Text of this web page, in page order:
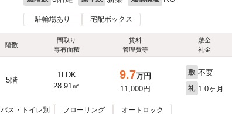
駐輪場あり 宅配ボックス
階数
間取り
専有面積
賃料
管理費等
敷金
礼金
5階
1LDK
28.91㎡
9.7万円
11,000円
敷 不要
礼 1.0ヶ月
バス・トイレ別 フローリング オートロック